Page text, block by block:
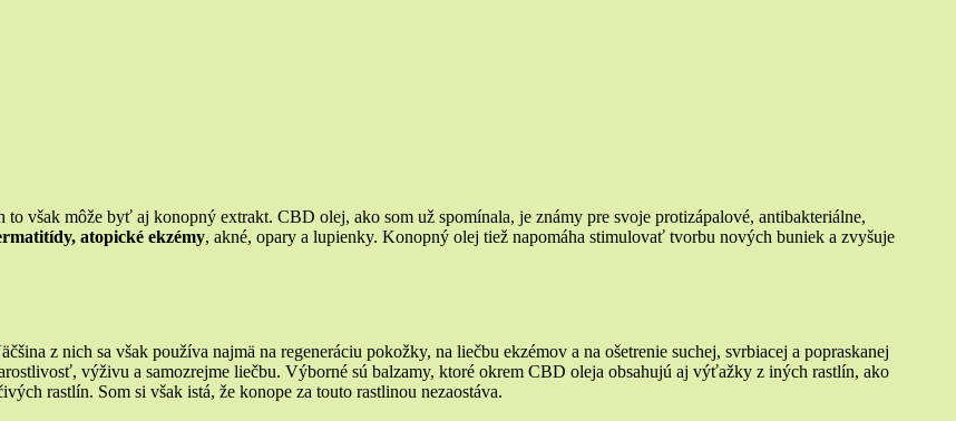
však môže byť aj konopný extrakt. CBD olej, ako som už spomínala, je známy pre svoje protizápalové, antibakteriálne,
atopické ekzémy, akné, opary a lupienky. Konopný olej tiež napomáha stimulovať tvorbu nových buniek a zvyšuje
z nich sa však používa najmä na regeneráciu pokožky, na liečbu ekzémov a na ošetrenie suchej, svrbiacej a popraskanej
výživu a samozrejme liečbu. Výborné sú balzamy, ktoré okrem CBD oleja obsahujú aj výťažky z iných rastlín, ako
rastlín. Som si však istá, že konope za touto rastlinou nezaostáva.